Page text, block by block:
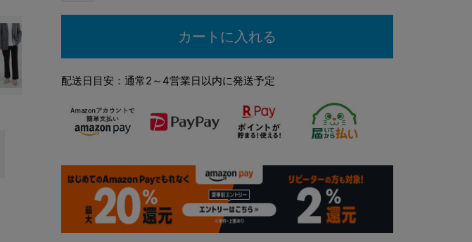
カートに入れる
配送日目安：通常2～4営業日以内に発送予定